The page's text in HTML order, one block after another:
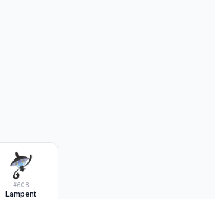
#608
Lampent